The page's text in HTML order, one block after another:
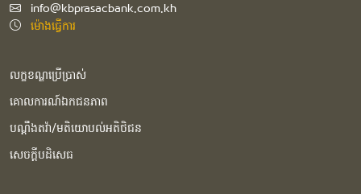
info@kbprasacbank.com.kh
ម៉ោងធ្វើការ
លក្ខខណ្ឌប្រើប្រាស់
គោលការណ៍ឯកជនភាព
បណ្ដឹងតវ៉ា/មតិយោបល់អតិថិជន
សេចក្ដីបដិសេធ